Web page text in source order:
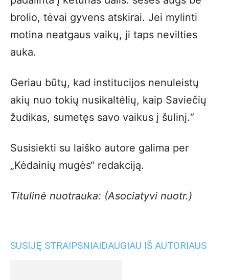
brolio, tėvai gyvens atskirai. Jei mylinti
motina neatgaus vaikų, ji taps nevilties
auka.
Geriau būtų, kad institucijos nenuleistų
akių nuo tokių nusikaltėlių, kaip Saviečių
žudikas, sumetęs savo vaikus į šulinį.“
Susisiekti su laiško autore galima per
„Kėdainių mugės“ redakciją.
Titulinė nuotrauka: (Asociatyvi nuotr.)
SUSIJĘ STRAIPSNIAIDAUGIAU IŠ AUTORIAUS